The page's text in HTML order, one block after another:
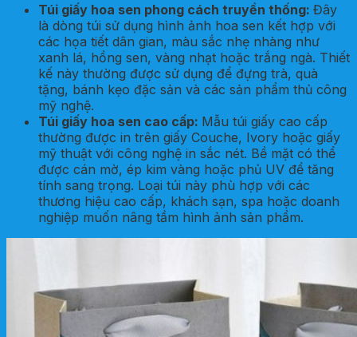
Túi giấy hoa sen phong cách truyền thống: Đây
là dòng túi sử dụng hình ảnh hoa sen kết hợp với
các họa tiết dân gian, màu sắc nhẹ nhàng như
xanh lá, hồng sen, vàng nhạt hoặc trắng ngà. Thiết
kế này thường được sử dụng để đựng trà, quà
tặng, bánh kẹo đặc sản và các sản phẩm thủ công
mỹ nghệ.
Túi giấy hoa sen cao cấp: Mẫu túi giấy cao cấp
thường được in trên giấy Couche, Ivory hoặc giấy
mỹ thuật với công nghệ in sắc nét. Bề mặt có thể
được cán mờ, ép kim vàng hoặc phủ UV để tăng
tính sang trọng. Loại túi này phù hợp với các
thương hiệu cao cấp, khách sạn, spa hoặc doanh
nghiệp muốn nâng tầm hình ảnh sản phẩm.